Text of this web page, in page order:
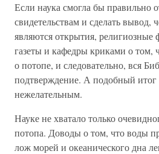
Если наука смогла бы правильно
свидетельствам и сделать вывод,
являются открытия,
газеты и кафедры криками о том,
о потопе, и следовательно, вся
подтверждение. А подобный итог
нежелательным.
Науке не хватало только
потопа. Доводы о том, что воды
лож морей и океанического дна